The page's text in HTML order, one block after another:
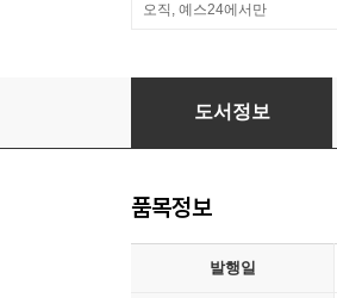
오직, 예스24에서만
역주 선조실록수정청의궤
도서정보
품목정보
발행일